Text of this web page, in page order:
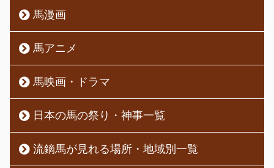
馬漫画
馬アニメ
馬映画・ドラマ
日本の馬の祭り・神事一覧
流鏑馬が見れる場所・地域別一覧